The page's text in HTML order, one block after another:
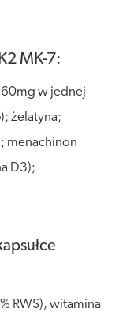
MK-7:
w jednej
żelatyna;
menachinon
D3);
RWS), witamina